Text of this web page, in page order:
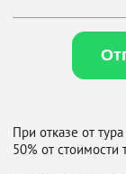
При отказе от
50% от стоимости